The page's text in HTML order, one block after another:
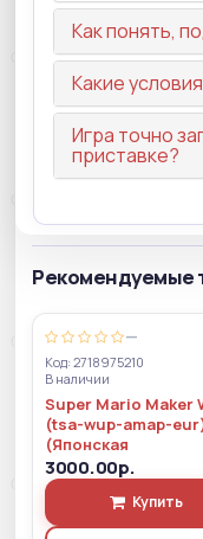
Как понять,
Какие
Игра точно
приставке?
Рекомендуемые
—
Код: 2718975210
В наличии
Super Mario Maker
(tsa-wup-amap-
(Японская
3000.00р.
Купить